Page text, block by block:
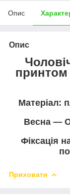
Опис
Опис
принтом
Матеріал:
Весна —
Фіксація
Приховати